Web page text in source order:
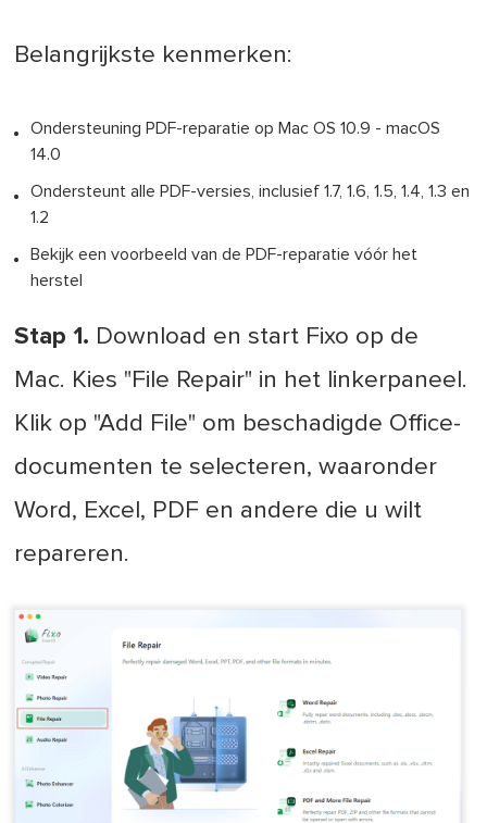
Belangrijkste kenmerken:
Ondersteuning PDF-reparatie op Mac OS 10.9 - macOS
14.0
Ondersteunt alle PDF-versies, inclusief 1.7, 1.6, 1.5, 1.4, 1.3 en
1.2
Bekijk een voorbeeld van de PDF-reparatie vóór het
herstel
Stap 1. Download en start Fixo op de
Mac. Kies "File Repair" in het linkerpaneel.
Klik op "Add File" om beschadigde Office-
documenten te selecteren, waaronder
Word, Excel, PDF en andere die u wilt
repareren.